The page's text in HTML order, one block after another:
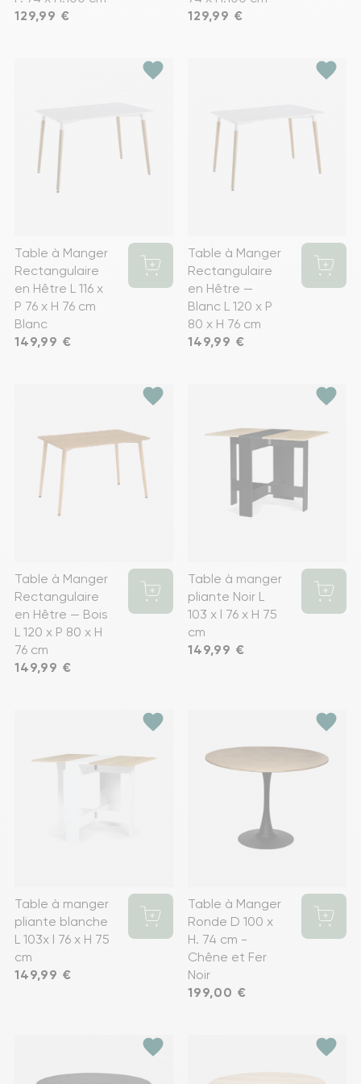
Prix
129,99 € Prix
129,99 €
favorite
Table à Manger
Rectangulaire
en Hêtre L 116 x
P 76 x H 76 cm
Blanc
Prix
149,99 €
favorite
Table à Manger
Rectangulaire
en Hêtre —
Blanc L 120 x P
80 x H 76 cm
Prix
149,99 €
favorite
Table à Manger
Rectangulaire
en Hêtre — Bois
L 120 x P 80 x H
76 cm
Prix
149,99 €
favorite
Table à manger
pliante Noir L
103 x l 76 x H 75
cm
Prix
149,99 €
favorite
Table à manger
pliante blanche
L 103x l 76 x H 75
cm
Prix
149,99 €
favorite
Table à Manger
Ronde D 100 x
H. 74 cm -
Chêne et Fer
Noir
Prix
199,00 €
favorite favorite